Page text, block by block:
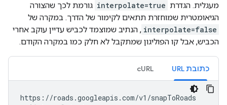
מעגלית. הגדרת interpolate=true גורמת לכך שהצורה
הגיאומטרית שמוחזרת תתאים לקימור של הדרך. במקרה של
interpolate=false , הנתיב שמוצמד לכביש עדיין עוקב אחרי
הכביש, אבל קו הפוליגון שמתקבל לא חלק כמו במקרה הקודם.
כתובת URL cURL
https://roads.googleapis.com/v1/snapToRoads